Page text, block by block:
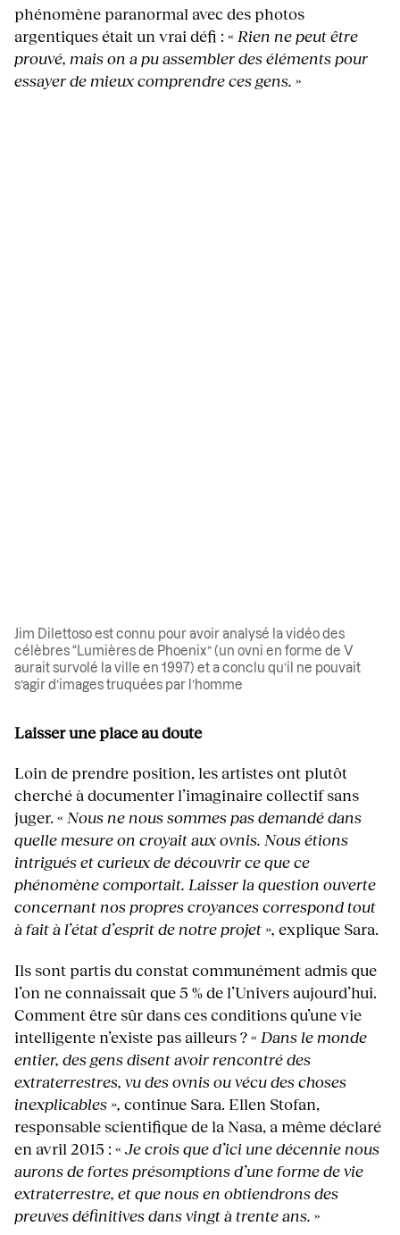
phénomène paranormal avec des photos
argentiques était un vrai défi : « Rien ne peut être
prouvé, mais on a pu assembler des éléments pour
essayer de mieux comprendre ces gens. »
Jim Dilettoso est connu pour avoir analysé la vidéo des
célèbres “Lumières de Phoenix” (un ovni en forme de V
aurait survolé la ville en 1997) et a conclu qu’il ne pouvait
s’agir d’images truquées par l’homme
Laisser une place au doute
Loin de prendre position, les artistes ont plutôt
cherché à documenter l’imaginaire collectif sans
juger. « Nous ne nous sommes pas demandé dans
quelle mesure on croyait aux ovnis. Nous étions
intrigués et curieux de découvrir ce que ce
phénomène comportait. Laisser la question ouverte
concernant nos propres croyances correspond tout
à fait à l’état d’esprit de notre projet », explique Sara.
Ils sont partis du constat communément admis que
l’on ne connaissait que 5 % de l’Univers aujourd’hui.
Comment être sûr dans ces conditions qu’une vie
intelligente n’existe pas ailleurs ? « Dans le monde
entier, des gens disent avoir rencontré des
extraterrestres, vu des ovnis ou vécu des choses
inexplicables », continue Sara. Ellen Stofan,
responsable scientifique de la Nasa, a même déclaré
en avril 2015 : «Je crois que d’ici une décennie nous
aurons de fortes présomptions d’une forme de vie
extraterrestre, et que nous en obtiendrons des
preuves définitives dans vingt à trente ans. »